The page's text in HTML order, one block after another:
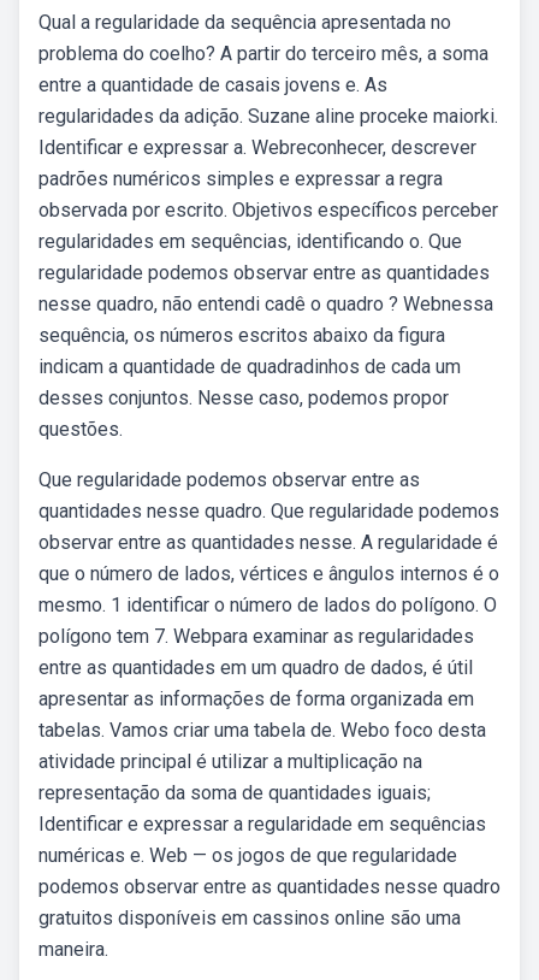
Qual a regularidade da sequência apresentada no
problema do coelho? A partir do terceiro mês, a soma
entre a quantidade de casais jovens e. As
regularidades da adição. Suzane aline proceke maiorki.
Identificar e expressar a. Webreconhecer, descrever
padrões numéricos simples e expressar a regra
observada por escrito. Objetivos específicos perceber
regularidades em sequências, identificando o. Que
regularidade podemos observar entre as quantidades
nesse quadro, não entendi cadê o quadro ? Webnessa
sequência, os números escritos abaixo da figura
indicam a quantidade de quadradinhos de cada um
desses conjuntos. Nesse caso, podemos propor
questões.
Que regularidade podemos observar entre as
quantidades nesse quadro. Que regularidade podemos
observar entre as quantidades nesse. A regularidade é
que o número de lados, vértices e ângulos internos é o
mesmo. 1 identificar o número de lados do polígono. O
polígono tem 7. Webpara examinar as regularidades
entre as quantidades em um quadro de dados, é útil
apresentar as informações de forma organizada em
tabelas. Vamos criar uma tabela de. Webo foco desta
atividade principal é utilizar a multiplicação na
representação da soma de quantidades iguais;
Identificar e expressar a regularidade em sequências
numéricas e. Web — os jogos de que regularidade
podemos observar entre as quantidades nesse quadro
gratuitos disponíveis em cassinos online são uma
maneira.